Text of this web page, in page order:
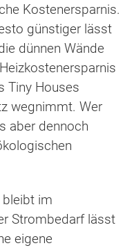
Kostenersparnis.
günstiger lässt
dünnen Wände
Tiny Houses
wegnimmt. Wer
aber dennoch
bleibt im
Strombedarf lässt
eigene